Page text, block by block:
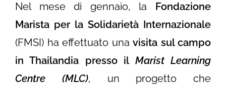
Nel mese di gennaio, la Fondazione
Marista per la Solidarietà Internazionale
(FMSI) ha effettuato una visita sul campo
in Thailandia presso il Marist Learning
Centre (MLC), un progetto che